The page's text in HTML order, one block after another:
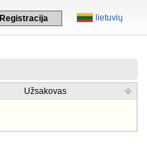
lietuvių
Registracija
Užsakovas